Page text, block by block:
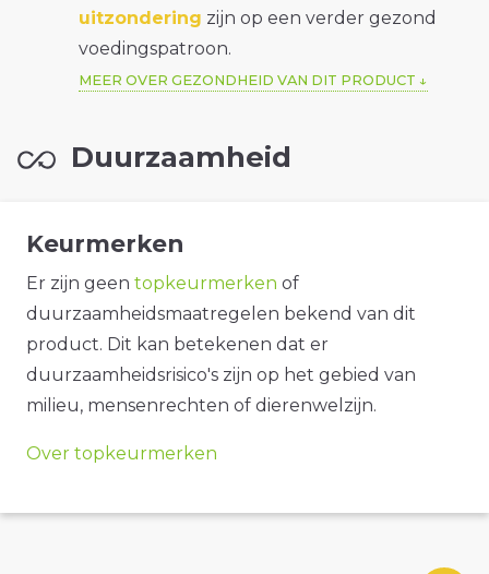
uitzondering zijn op een verder gezond
voedingspatroon.
MEER OVER GEZONDHEID VAN DIT PRODUCT
Duurzaamheid
Keurmerken
Er zijn geen topkeurmerken of
duurzaamheidsmaatregelen bekend van dit
product. Dit kan betekenen dat er
duurzaamheidsrisico's zijn op het gebied van
milieu, mensenrechten of dierenwelzijn.
Over topkeurmerken